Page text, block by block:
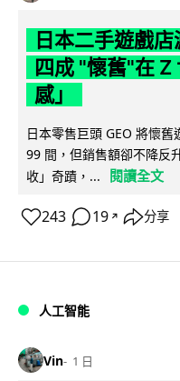
日本二手遊戲
四成 "懷舊"在 Z
感」
日本零售巨頭 GEO 將懷
99 間，但銷售額卻不降反
收」奇蹟，...
閱讀全文
243 19 ↗ 分享
人工智能
Vin 1 日